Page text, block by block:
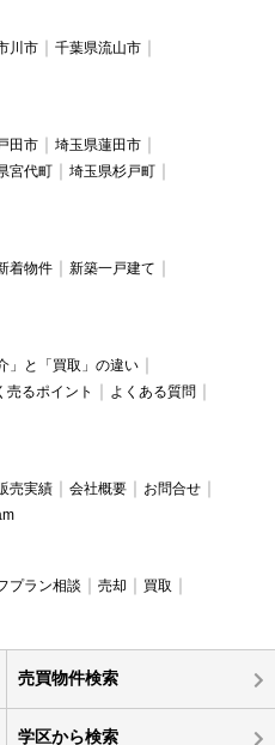
川市
千葉県流山市
田市
埼玉県蓮田市
宮代町
埼玉県杉戸町
着物件
新築一戸建て
」と「買取」の違い
売るポイント
よくある質問
売実績 会社概要
お問合せ
プラン相談 売却
買取
売買物件検索
学区から検索